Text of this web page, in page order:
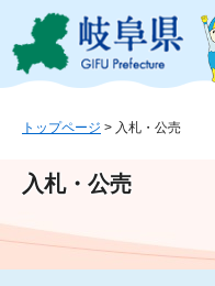
ジ
ュ
文
こ
トップページ > 入札・公売
入札・公売